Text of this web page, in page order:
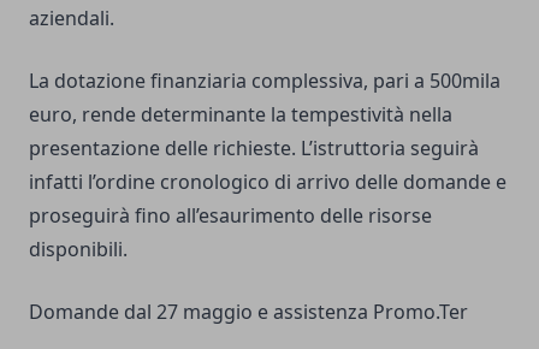
aziendali.
La dotazione finanziaria complessiva, pari a 500mila
euro, rende determinante la tempestività nella
presentazione delle richieste. L’istruttoria seguirà
infatti l’ordine cronologico di arrivo delle domande e
proseguirà fino all’esaurimento delle risorse
disponibili.
Domande dal 27 maggio e assistenza Promo.Ter